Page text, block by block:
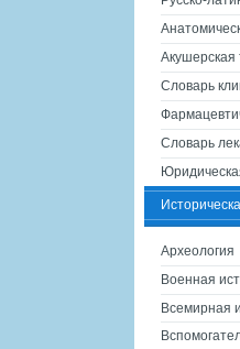
Акушерская
Словарь
Словарь
Археология
Военная
Всемирная